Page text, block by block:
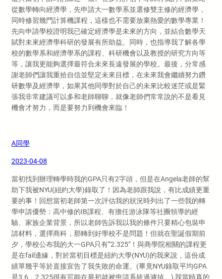
從數學轉向經濟學，先申請大一數學系並選修雙主修的經濟學，
同時修習幾門計算機課程，這樣也不需要放棄熱愛的數學專業！
先向申請學校證明我已確定經濟學是未來的方向，並結合數學天
賦對未來經濟學科研的發展有所助益。同時，也指導我了解各學
校的數學系和經濟學系的課程、科研機會以及教授的研究方向等
等，讓我更能夠選擇最符合未來長遠發展的學校。最後，分常感
謝老師們讓我重拾自信並堅定未來目標，在未來我會繼續努力鑽
研數學及經濟學，如果其他同學對於自己的未來比較迷茫或是緊
張我非常建議可以多和老師聊聊，就像老師們常常說的不是看見
機會才努力，而是要努力到機會來臨！
A同學
2023-04-08
當初找到辦理轉學時我的GPA只有2字頭，但是在Angela老師的幫
助下我被NYU(紐約大學)錄取了！因為老師跟我說，有比成績更重
要的事！回想當初老師第一次評估我的狀況時列出了一些我的轉
學申請優勢：高中修的IB課程、有擔任游泳隊等社團領導的經
驗、家族企業背景，所以老師告訴我以我的條件只要精心包裝申
請材料，選擇商科，那轉到好學校不是問題！但就在聖誕假期前
夕，學校公布我的大一GPA只有”2.325″！與商學院相關的課程更
是在fail邊緣，對於當初目標是紐約大學(NYU)的我來說，這份成
績單幾乎等於直接宣告了我失敗的命運。(畢竟NYU錄取平均GPA
是3.6，2.325很有可能在最初就被申請系統過濾掉。) 我當時真的